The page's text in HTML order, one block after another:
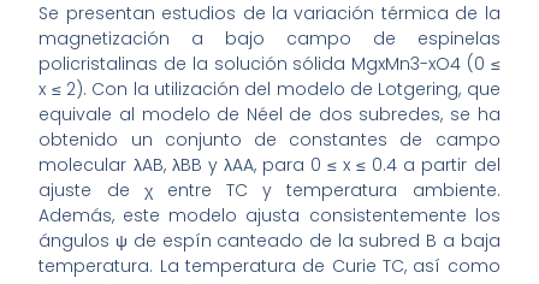
Se presentan estudios de la variación térmica de la
magnetización a bajo campo de espinelas
policristalinas de la solución sólida MgxMn3-xO4 (0 ≤
x ≤ 2). Con la utilización del modelo de Lotgering, que
equivale al modelo de Néel de dos subredes, se ha
obtenido un conjunto de constantes de campo
molecular λAB, λBB y λAA, para 0 ≤ x ≤ 0.4 a partir del
ajuste de χ entre TC y temperatura ambiente.
Además, este modelo ajusta consistentemente los
ángulos ψ de espín canteado de la subred B a baja
temperatura. La temperatura de Curie TC, así como